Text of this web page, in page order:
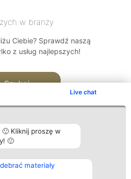
Live chat
Kliknij proszę w
🙂
materiały
w branży
Ciebie? Sprawdź naszą
z usług najlepszych!
Szukaj
Kontakt
Kontakt